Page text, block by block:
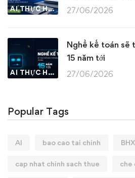
AI THỰC HÀNH 27/06/2026
AI THỰC HÀNH
Nghề kế toán sẽ
15 năm tới
27/06/2026
Popular Tags
AI bao cao tai chinh
cap nhat chinh sach thue che